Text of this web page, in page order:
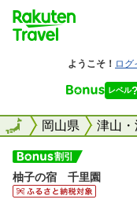
全国岡山県 津山
全国
柚子の宿 千里園